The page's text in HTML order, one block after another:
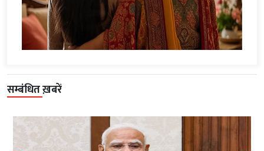
सम्बंधित ख़बरें